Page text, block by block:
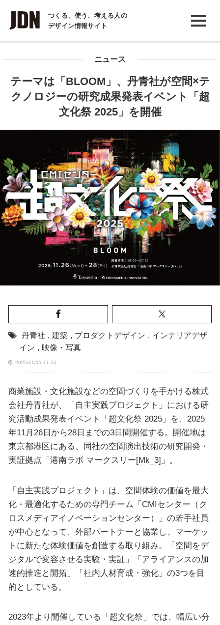
つくる、使う、考える人の
デザイン情報サイト
INTERVIEW
インタビュー
COLUMN
ニュース
テーマは「BLOOM」、丹青社が空間×テ
クノロジーの研究成果発表イベント「超
文化祭 2025」を開催
丹青社 , 建築 , プロダクトデザイン , インテリアデザ
イン , 映像・写真
2025/11/11 11:55
商業施設・⽂化施設などの空間づくりを手がける株式
会社丹⻘社が、「自主実践プロジェクト」における研
究活動成果発表イベント「超⽂化祭 2025」を、2025
年11月26日から28日までの3日間開催する。開催地は
東京都港区にある、同社の空間演出技術の研究開発・
実証拠点「港南ラボ マークスリー[Mk_3]」。
「自主実践プロジェクト」は、空間体験の価値を最大
化・最適化するための専門チーム「CMIセンター（ク
ロスメディアイノベーションセンター）」の若手社員
が中心となって、外部パートナーと協業し、マーケッ
トに新たな体験価値を創造する取り組み。「空間をデ
ジタルで変容させる実験・実証」「アライアンスの加
速的推進と開拓」「社内人材育成・強化」の3つを目
的としている。
2023年より開催している「超文化祭」では、幅広い分